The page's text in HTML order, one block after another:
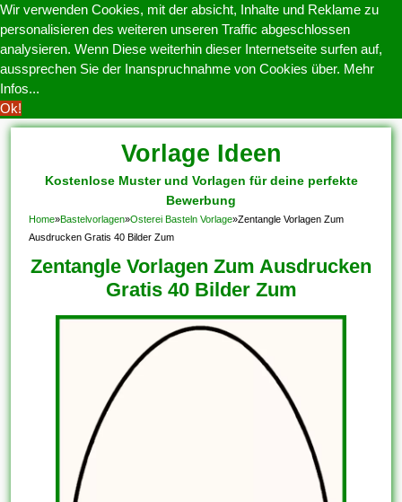
Wir verwenden Cookies, mit der absicht, Inhalte und Reklame zu
personalisieren des weiteren unseren Traffic abgeschlossen
analysieren. Wenn Diese weiterhin dieser Internetseite surfen auf,
aussprechen Sie der Inanspruchnahme von Cookies über. Mehr
Infos...
Ok!
Vorlage Ideen
Kostenlose Muster und Vorlagen für deine perfekte
Bewerbung
Home»Bastelvorlagen»Osterei Basteln Vorlage»Zentangle Vorlagen Zum
Ausdrucken Gratis 40 Bilder Zum
Zentangle Vorlagen Zum Ausdrucken
Gratis 40 Bilder Zum